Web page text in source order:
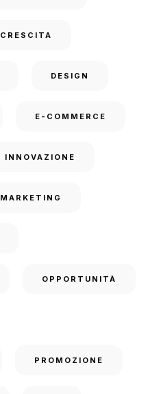
CRESCITA
DESIGN
E-COMMERCE
INNOVAZIONE
MARKETING
OPPORTUNITÀ
PROMOZIONE